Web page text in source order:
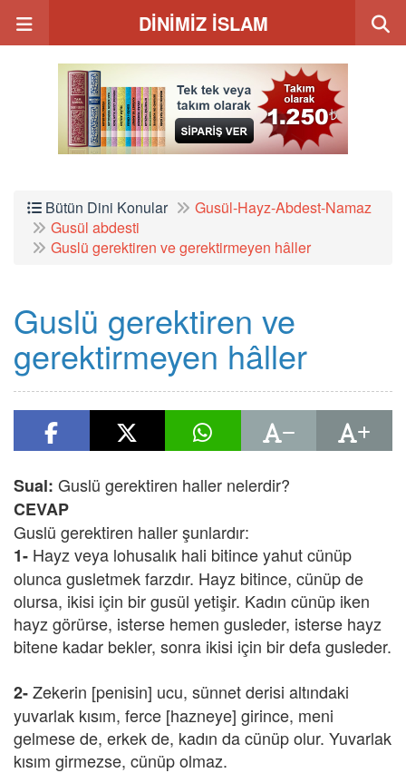
DİNİMİZ İSLAM
Bütün Dini Konular
Gusül-Hayz-Abdest-Namaz
Gusül abdesti
Guslü gerektiren ve gerektirmeyen hâller
Guslü gerektiren ve
gerektirmeyen hâller
Sual: Guslü gerektiren haller nelerdir?
CEVAP
Guslü gerektiren haller şunlardır:
1- Hayz veya lohusalık hali bitince yahut cünüp
olunca gusletmek farzdır. Hayz bitince, cünüp de
olursa, ikisi için bir gusül yetişir. Kadın cünüp iken
hayz görürse, isterse hemen gusleder, isterse hayz
bitene kadar bekler, sonra ikisi için bir defa gusleder.
2-Zekerin [penisin] ucu, sünnet derisi altındaki
yuvarlak kısım, ferce [hazneye] girince, meni
gelmese de, erkek de, kadın da cünüp olur. Yuvarlak
kısım girmezse, cünüp olmaz.